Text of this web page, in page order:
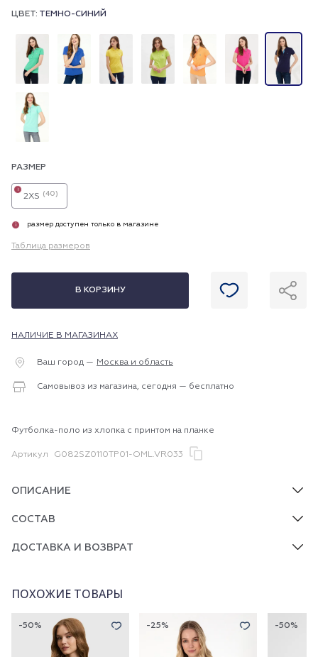
ЦВЕТ: ТЕМНО-СИНИЙ
РАЗМЕР
2XS (40)
i
i размер доступен только в магазине
Таблица размеров
В КОРЗИНУ
НАЛИЧИЕ В МАГАЗИНАХ
Ваш город — Москва и область
Самовывоз из магазина, сегодня — бесплатно
Футболка-поло из хлопка с принтом на планке
Артикул G082SZ0110TP01-OML.VR033
ОПИСАНИЕ
СОСТАВ
ДОСТАВКА И ВОЗВРАТ
ПОХОЖИЕ ТОВАРЫ
-50% -25% -50%